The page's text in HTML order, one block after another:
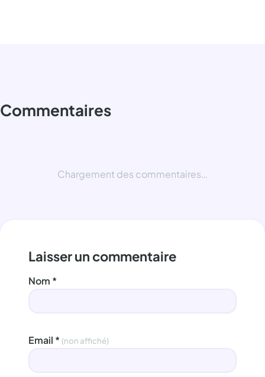
Commentaires
Chargement des commentaires…
Laisser un commentaire
Nom *
Email * (non affiché)